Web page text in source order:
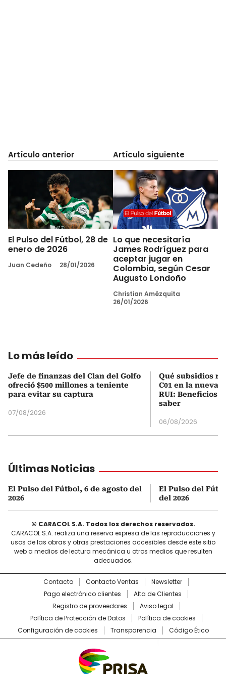
Artículo anterior
El Pulso del Fútbol, 28 de
enero de 2026
Juan Cedeño 28/01/2026
Artículo siguiente
Lo que necesitaría
James Rodríguez para
aceptar jugar en
Colombia, según Cesar
Augusto Londoño
Christian Amézquita
26/01/2026
Lo más leído
Jefe de finanzas del Clan del Golfo
ofreció $500 millones a teniente
para evitar su captura
07/08/2026
Qué subsidios
C01 en la nueva
RUI: Beneficios
saber
06/08/2026
Últimas Noticias
El Pulso del Fútbol, 6 de agosto del
2026
El Pulso del
del 2026
© CARACOL S.A. Todos los derechos reservados.
CARACOL S.A. realiza una reserva expresa de las reproducciones y
usos de las obras y otras prestaciones accesibles desde este sitio
web a medios de lectura mecánica u otros medios que resulten
adecuados.
Contacto Contacto Ventas
Newsletter
Pago electrónico clientes
Alta de Clientes
Registro de proveedores
Aviso legal
Política de Protección de Datos
Política de cookies
Configuración de cookies
Transparencia Código Ético